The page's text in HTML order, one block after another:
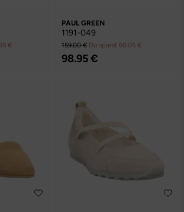
€
PAUL GREEN
1191-049
159.00 € Du sparst 60.05 €
98.95 €